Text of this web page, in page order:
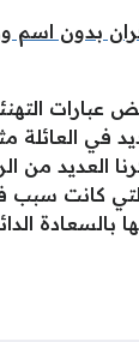
بدون اسم
عبارات
في العائلة
العديد من
كانت سبب
بالسعادة